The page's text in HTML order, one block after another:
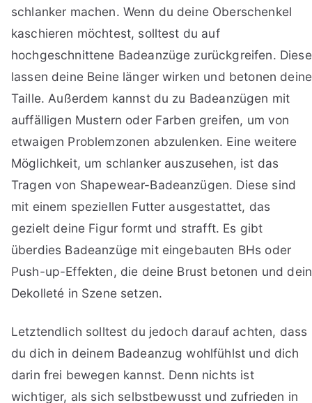
schlanker machen. Wenn du deine Oberschenkel
kaschieren möchtest, solltest du auf
hochgeschnittene Badeanzüge zurückgreifen. Diese
lassen deine Beine länger wirken und betonen deine
Taille. Außerdem kannst du zu Badeanzügen mit
auffälligen Mustern oder Farben greifen, um von
etwaigen Problemzonen abzulenken. Eine weitere
Möglichkeit, um schlanker auszusehen, ist das
Tragen von Shapewear-Badeanzügen. Diese sind
mit einem speziellen Futter ausgestattet, das
gezielt deine Figur formt und strafft. Es gibt
überdies Badeanzüge mit eingebauten BHs oder
Push-up-Effekten, die deine Brust betonen und dein
Dekolleté in Szene setzen.
Letztendlich solltest du jedoch darauf achten, dass
du dich in deinem Badeanzug wohlfühlst und dich
darin frei bewegen kannst. Denn nichts ist
wichtiger, als sich selbstbewusst und zufrieden in